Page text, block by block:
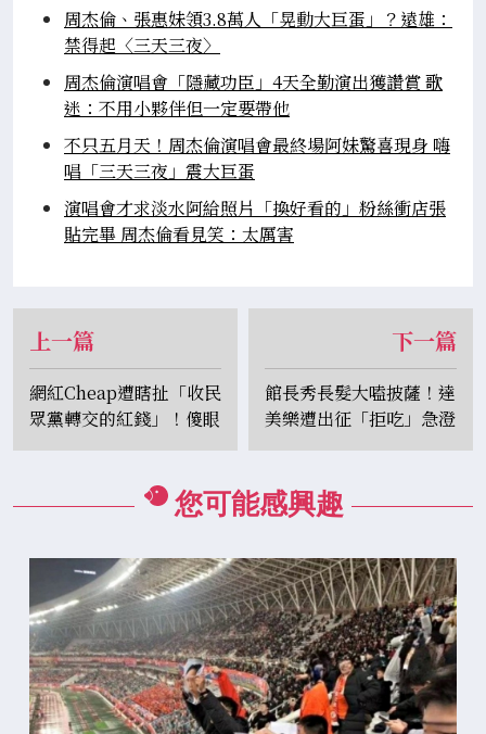
周杰倫、張惠妹領3.8萬人「晃動大巨蛋」？遠雄：
禁得起〈三天三夜〉
周杰倫演唱會「隱藏功臣」4天全勤演出獲讚賞 歌
迷：不用小夥伴但一定要帶他
不只五月天！周杰倫演唱會最終場阿妹驚喜現身 嗨
唱「三天三夜」震大巨蛋
演唱會才求淡水阿給照片「換好看的」粉絲衝店張
貼完畢 周杰倫看見笑：太厲害
上一篇
網紅Cheap遭瞎扯「收民
眾黨轉交的紅錢」！傻眼
嗆：嫌票多可以繼續敗
下一篇
館長秀長髮大嗑披薩！達
美樂遭出征「拒吃」急澄
清：沒合作是他自行開箱
您可能感興趣